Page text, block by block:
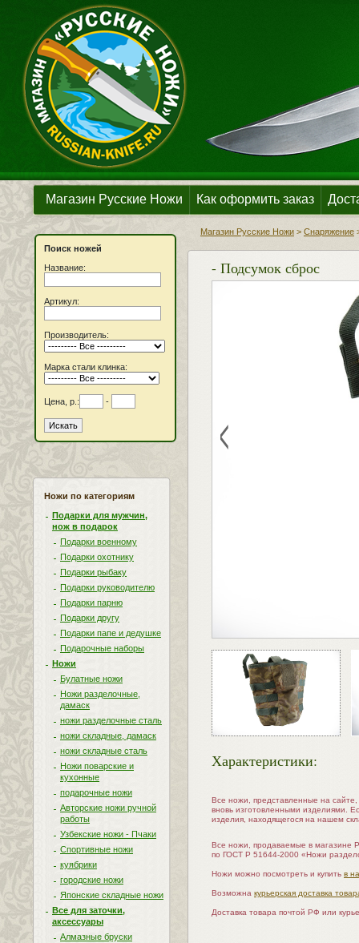
Магазин Русские Ножи Как оформить заказ
Поиск ножей
Название:
Артикул:
Производитель:
Марка стали клинка:
Цена, р.: -
Ножи по категориям
Подарки для мужчин,
нож в подарок
Подарки военному
Подарки охотнику
Подарки рыбаку
Подарки руководителю
Подарки парню
Подарки другу
Подарки папе и дедушке
Подарочные наборы
Ножи
Булатные ножи
Ножи разделочные,
дамаск
ножи разделочные сталь
ножи складные, дамаск
ножи складные сталь
Ножи поварские и
кухонные
подарочные ножи
Авторские ножи ручной
работы
Узбекские ножи - Пчаки
Спортивные ножи
куябрики
городские ножи
Японские складные ножи
Все для заточки,
аксессуары
Алмазные бруски
Магазин Русские Ножи > Снаряжение
- Подсумок сброс
<
Характеристики:
Все ножи, представленные на
вновь изготовленными изделиями.
изделия, находящегося на нашем
Все ножи, продаваемые в магазине
по ГОСТ Р 51644-2000 «Ножи
Ножи можно посмотреть и купить в
Возможна курьерская доставка
Доставка товара почтой РФ или